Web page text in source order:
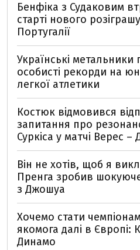
Бенфіка з Судаковим
старті нового
Португалії
Українські
особисті рекорди на
легкої атлетики
Костюк відмовився
запитання про
Суркіса у матчі Верес –
Він не хотів, щоб я
Пренга зробив
з Джошуа
Хочемо стати
якомога далі в Європі:
Динамо